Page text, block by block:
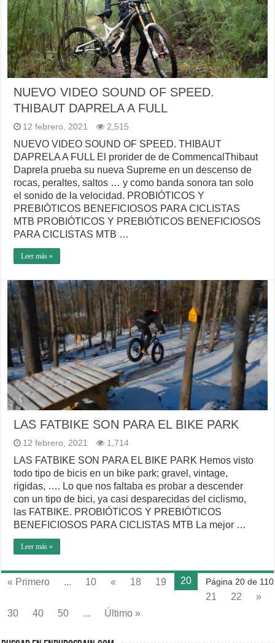
NUEVO VIDEO SOUND OF SPEED.
THIBAUT DAPRELA A FULL
12 febrero, 2021 2,515
NUEVO VIDEO SOUND OF SPEED. THIBAUT
DAPRELA A FULL El prorider de de CommencalThibaut
Daprela prueba su nueva Supreme en un descenso de
rocas, peraltes, saltos … y como banda sonora tan solo
el sonido de la velocidad. PROBIÓTICOS Y
PREBIÓTICOS BENEFICIOSOS PARA CICLISTAS
MTB PROBIÓTICOS Y PREBIÓTICOS BENEFICIOSOS
PARA CICLISTAS MTB …
Leer más »
LAS FATBIKE SON PARA EL BIKE PARK
12 febrero, 2021 1,714
LAS FATBIKE SON PARA EL BIKE PARK Hemos visto
todo tipo de bicis en un bike park; gravel, vintage,
rigidas, …. Lo que nos faltaba es probar a descender
con un tipo de bici, ya casi desparecidas del ciclismo,
las FATBIKE. PROBIÓTICOS Y PREBIÓTICOS
BENEFICIOSOS PARA CICLISTAS MTB La mejor …
Leer más »
Página 20 de 110
« Primero ... 10 « 18 19
20
21
22
»
30
40 50 ... Último »